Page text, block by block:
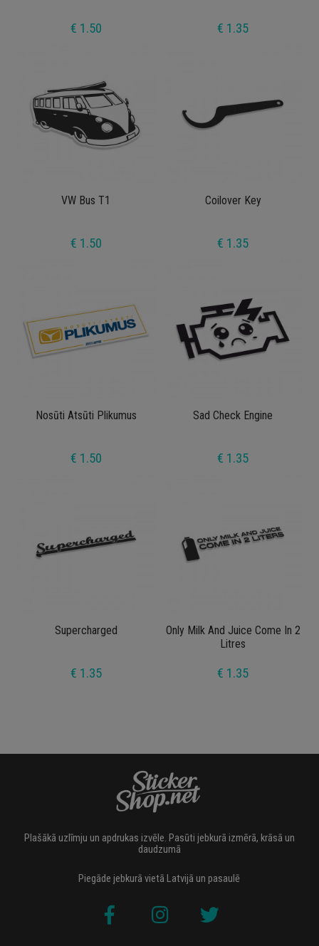
€ 1.50 € 1.35
VW Bus T1
€ 1.50
Coilover Key
€ 1.35
Nosūti Atsūti Plikumus
€ 1.50
Sad Check Engine
€ 1.35
Supercharged
€ 1.35
Only Milk And Juice Come In 2
Litres
€ 1.35
Plašākā uzlīmju un apdrukas izvēle. Pasūti jebkurā izmērā, krāsā un
daudzumā
Piegāde jebkurā vietā Latvijā un pasaulē